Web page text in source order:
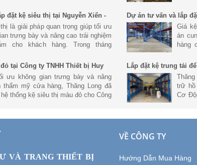
hệ thống kệ siêu
đặt kệ siêu thị tại Nguyễn Xiển -
là giải pháp quan trọng giúp tối ưu
trưng bày và nâng cao trải nghiệm
cho khách hàng. Trong tháng
đặt hệ thống kệ
tại Công ty TNHH Thiết bị Huy
ưu không gian trưng bày và nâng
thẩm mỹ cửa hàng, Thăng Long đã
thống kệ siêu thị màu đỏ cho Công
Dự án tư vấn và lắp
Hoàng Gia, Đức Hòa
Giá
án
hàng
Hòa
Lắp đặt kệ trung tải
Sát Cơ Động
trữ hồ
Cơ
VÀ TRANG THIẾT BỊ
VỀ CÔNG TY
Hướng Dẫn Mua Hàng